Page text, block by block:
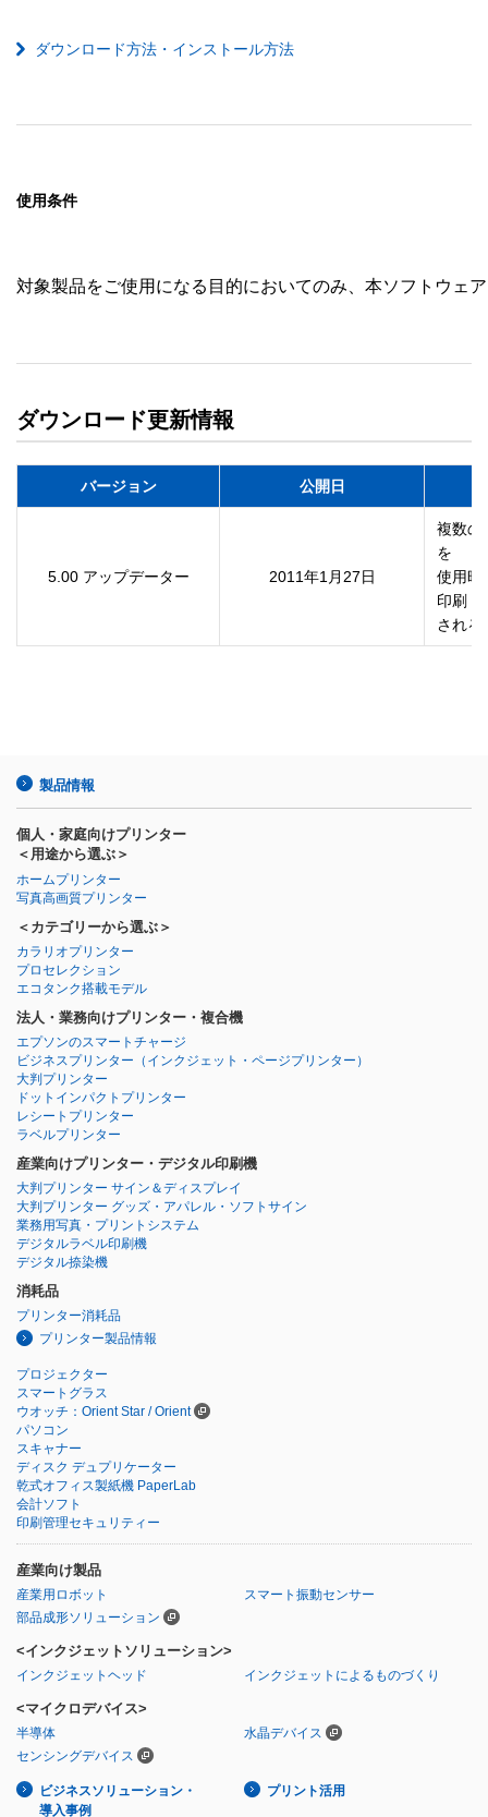
ダウンロード方法・インストール方法
使用条件
対象製品をご使用になる目的においてのみ、本ソフトウェ
ダウンロード更新情報
バージョン 公開日
5.00 アップデーター 2011年1月27日
複数の
を
使用時
印刷
製品情報
個人・家庭向けプリンター
＜用途から選ぶ＞
ホームプリンター
写真高画質プリンター
＜カテゴリーから選ぶ＞
カラリオプリンター
プロセレクション
エコタンク搭載モデル
法人・業務向けプリンター・複合機
エプソンのスマートチャージ
ビジネスプリンター （インクジェット・ページプリンター）
大判プリンター
ドットインパクトプリンター
レシートプリンター
ラベルプリンター
産業向けプリンター・デジタル印刷機
大判プリンター サイン＆ディスプレイ
大判プリンター グッズ・アパレル・ソフトサイン
業務用写真・プリントシステム
デジタルラベル印刷機
デジタル捺染機
消耗品
プリンター消耗品
プリンター製品情報
プロジェクター
スマートグラス
ウオッチ：Orient Star / Orient
パソコン
スキャナー
ディスク デュプリケーター
乾式オフィス製紙機 PaperLab
会計ソフト
印刷管理セキュリティー
産業向け製品
産業用ロボット
スマート振動センサー
部品成形ソリューション
<インクジェットソリューション>
インクジェットヘッド インクジェットによるものづくり
<マイクロデバイス>
半導体
水晶デバイス
センシングデバイス
ビジネスソリューション・
導入事例
プリント活用